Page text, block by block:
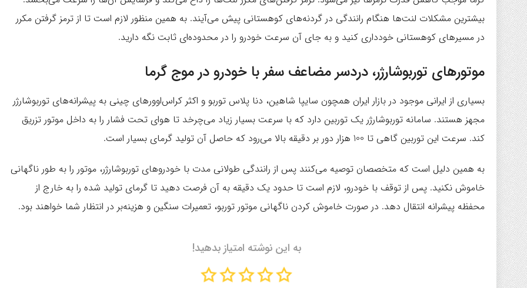
بیشترین مشکلات لنت‌ها هنگام رانندگی در گردنه‌های کوهستانی پیش می‌آیند. به همین منظور لازم است تا از ترمز گرفتن مکرر
در مسیرهای کوهستانی خودداری کنید و به جای آن سرعت خودرو را در محدوده‌ای ثابت نگه دارید.
موتورهای توربوشارژر، دردسر مضاعف سفر با خودرو در موج گرما
بسیاری از ایرانی موجود در بازار ایران همچون سایپا شاهین، دنا پلاس توربو و اکثر کراس‌اوورهای چینی به پیشرانه‌های توربوشارژر
مجهز هستند. سامانه توربوشارژر یک توربین دارد که با سرعت بسیار زیاد می‌چرخد تا هوای تحت فشار را به داخل موتور تزریق
کند. سرعت این توربین گاهی تا 100 هزار دور بر دقیقه بالا می‌رود که حاصل آن تولید گرمای بسیار است.
به همین دلیل است که متخصصان توصیه می‌کنند پس از رانندگی طولانی مدت با خودروهای توربوشارژر، موتور را به طور ناگهانی
خاموش نکنید. پس از توقف با خودرو، لازم است تا حدود یک دقیقه به آن فرصت دهید تا گرمای تولید شده را به خارج از
محفظه پیشرانه انتقال دهد. در صورت خاموش کردن ناگهانی موتور توربو، تعمیرات سنگین و هزینه‌بر در انتظار شما خواهند بود.
به این نوشته امتیاز بدهید!